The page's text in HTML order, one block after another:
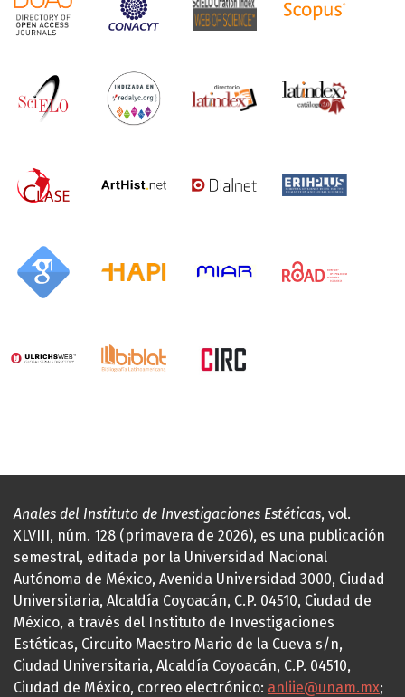
Anales del Instituto de Investigaciones Estéticas, vol.
XLVIII, núm. 128 (primavera de 2026), es una publicación
semestral, editada por la Universidad Nacional
Autónoma de México, Avenida Universidad 3000, Ciudad
Universitaria, Alcaldía Coyoacán, C.P. 04510, Ciudad de
México, a través del Instituto de Investigaciones
Estéticas, Circuito Maestro Mario de la Cueva s/n,
Ciudad Universitaria, Alcaldía Coyoacán, C.P. 04510,
Ciudad de México, correo electrónico: anliie@unam.mx;